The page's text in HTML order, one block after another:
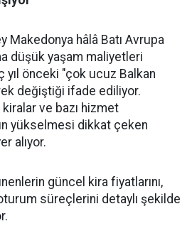
Makedonya hâlâ Batı Avrupa
düşük yaşam maliyetleri
yıl önceki "çok ucuz Balkan
değiştiği ifade ediliyor.
ve bazı hizmet
yükselmesi dikkat çeken
alıyor.
güncel kira fiyatlarını,
süreçlerini detaylı şekilde